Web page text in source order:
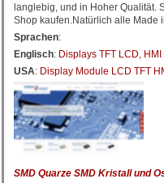
langlebig, und in Hoher Qualität.
Shop kaufen.Natürlich alle Made
Sprachen:
Englisch: Displays TFT LCD, HMI
USA: Display Module LCD TFT
SMD Quarze SMD Kristall und